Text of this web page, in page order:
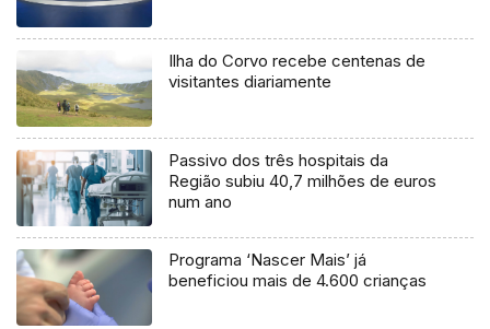
Ilha do Corvo recebe centenas de
visitantes diariamente
Passivo dos três hospitais da
Região subiu 40,7 milhões de euros
num ano
Programa ‘Nascer Mais’ já
beneficiou mais de 4.600 crianças